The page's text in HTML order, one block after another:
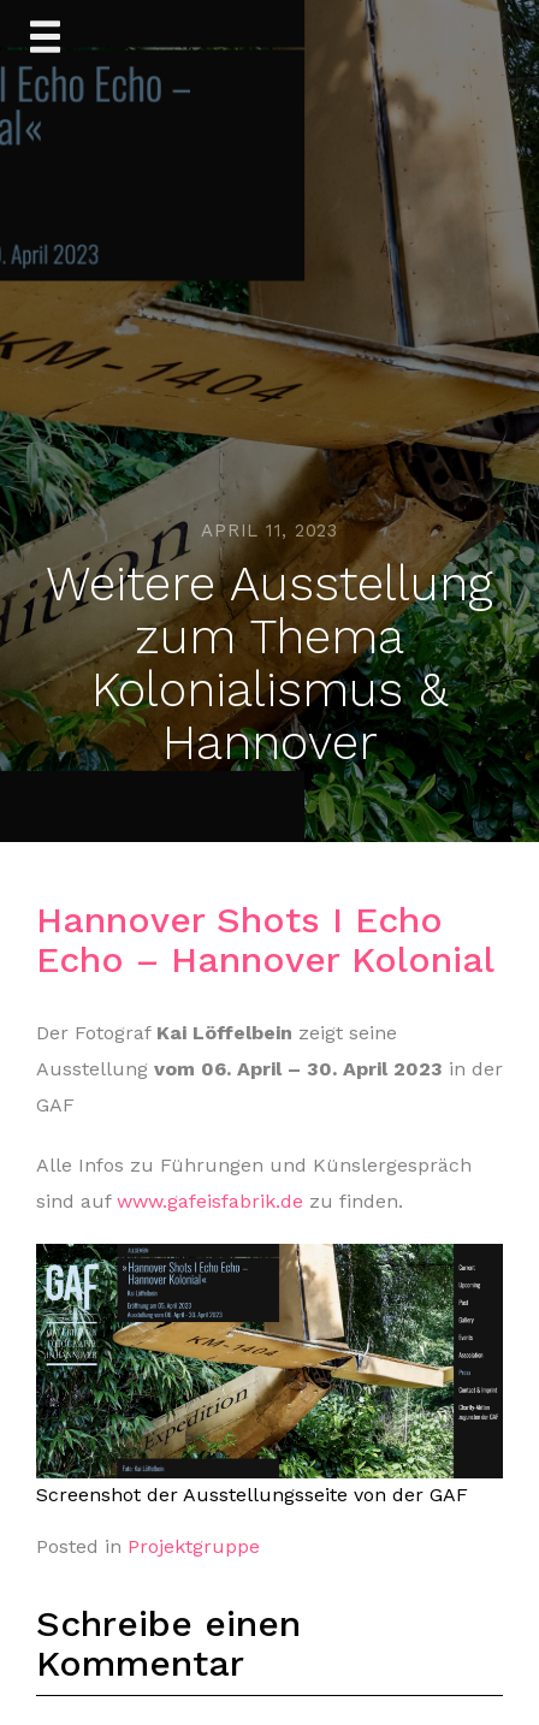
Skip
to
content
APRIL 11, 2023
Weitere Ausstellung
zum Thema
Kolonialismus &
Hannover
Hannover Shots I Echo
Echo – Hannover Kolonial
Der Fotograf Kai Löffelbein zeigt seine
Ausstellung vom 06. April – 30. April 2023 in der
GAF
Alle Infos zu Führungen und Künslergespräch
sind auf www.gafeisfabrik.de zu finden.
Screenshot der Ausstellungsseite von der GAF
Posted in Projektgruppe
Schreibe einen
Kommentar